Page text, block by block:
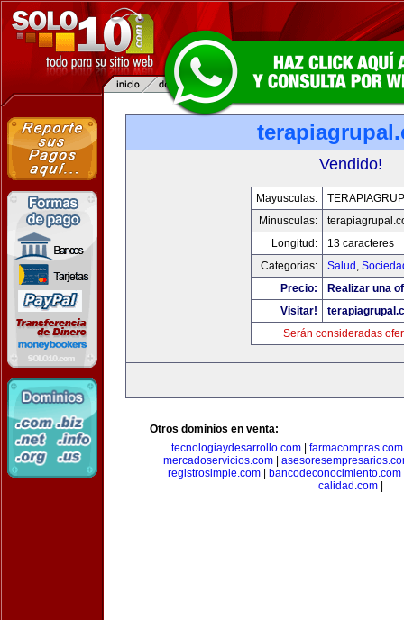
Vendido!
Mayusculas:
Minusculas:
Longitud:
13 caracteres
Categorias:
Salud ,
Precio:
Realizar una
Visitar!
Serán consideradas
Otros dominios en venta:
tecnologiaydesarrollo.com
farmacompras.com
mercadoservicios.com|
registrosimple.com
bancodeconocimiento.com
calidad.com